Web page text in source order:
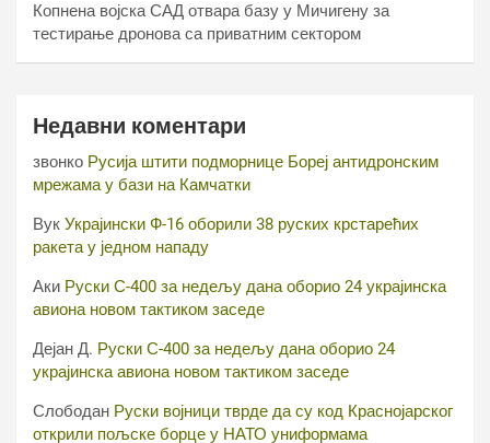
Копнена војска САД отвара базу у Мичигену за
тестирање дронова са приватним сектором
Недавни коментари
звонко Русија штити подморнице Бореј антидронским
мрежама у бази на Камчатки
Вук Украјински Ф-16 оборили 38 руских крстарећих
ракета у једном нападу
Аки Руски С-400 за недељу дана оборио 24 украјинска
авиона новом тактиком заседе
Дејан Д. Руски С-400 за недељу дана оборио 24
украјинска авиона новом тактиком заседе
Слободан Руски војници тврде да су код Краснојарског
открили пољске борце у НАТО униформама